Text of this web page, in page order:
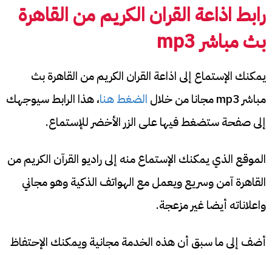
رابط اذاعة القران الكريم من القاهرة
بث مباشرmp3
يمكنك الإستماع إلى اذاعة القران الكريم من القاهرة بث
مباشر mp3 مجانا من خلال
الضغط هنا، هذا الرابط سيوجهك
إلى صفحة ستضغط فيها على الزر الأخضر للإستماع.
الموقع الذي يمكنك الإستماع منه إلى راديو القرآن الكريم من
القاهرة آمن وسريع ويعمل مع الهواتف الذكية وهو مجاني
واعلاناته أيضا غير مزعجة.
أضف إلى ما سبق أن هذه الخدمة مجانية ويمكنك الإحتفاظ